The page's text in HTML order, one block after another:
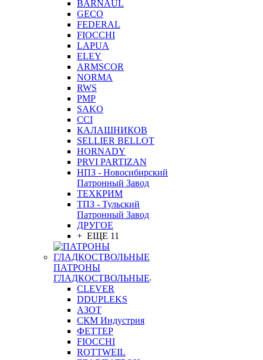
BARNAUL
GEСO
FEDERAL
FIOCCHI
LAPUA
ELEY
ARMSCOR
NORMA
RWS
PMP
SAKO
CCI
КАЛАШНИКОВ
SELLIER BELLOT
HORNADY
PRVI PARTIZAN
НПЗ - Новосибирский
Патронный Завод
ТЕХКРИМ
ТПЗ - Тульский
Патронный Завод
ДРУГОЕ
+ ЕЩЕ 11
ПАТРОНЫ
ГЛАДКОСТВОЛЬНЫЕ
CLEVER
DDUPLEKS
АЗОТ
СКМ Индустрия
ФЕТТЕР
FIOCCHI
ROTTWEIL